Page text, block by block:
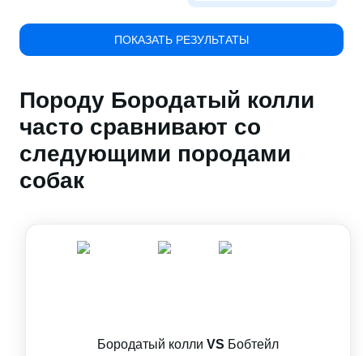
ПОКАЗАТЬ РЕЗУЛЬТАТЫ
Породу Бородатый колли
часто сравнивают со
следующими породами
собак
Бородатый колли VS Бобтейл